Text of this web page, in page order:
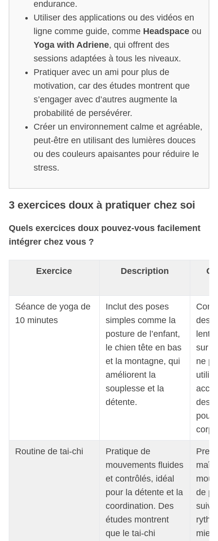
endurance.
Utiliser des applications ou des vidéos en
ligne comme guide, comme Headspaceou
Yoga with Adriene, qui offrent des
sessions adaptées à tous les niveaux.
Pratiquer avec un ami pour plus de
motivation, car des études montrent que
s’engager avec d’autres augmente la
probabilité de persévérer.
Créer un environnement calme et agréable,
peut-être en utilisant des lumières douces
ou des couleurs apaisantes pour réduire le
stress.
3 exercices doux à pratiquer chez soi
Quels exercices doux pouvez-vous facilement
intégrer chez vous ?
Exercice Description
Séance de yoga de
10 minutes
Inclut des poses
simples comme la
posture de l’enfant,
le chien tête en bas
et la montagne, qui
améliorent la
souplesse et la
détente.
des
sur
ne
des
pour
Routine de tai-chi
Pratique de
mouvements fluides
et contrôlés, idéal
pour la détente et la
coordination. Des
études montrent
que le tai-chi
de
e